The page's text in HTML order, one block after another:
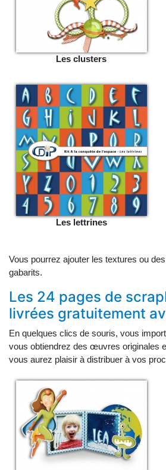
Les clusters
Les lettrines
Vous pourrez ajouter les textures ou
gabarits.
Les 24 pages de
livrées gratuitement
En quelques clics de souris, vous
vous obtiendrez des œuvres originales
vous aurez plaisir à distribuer à vos